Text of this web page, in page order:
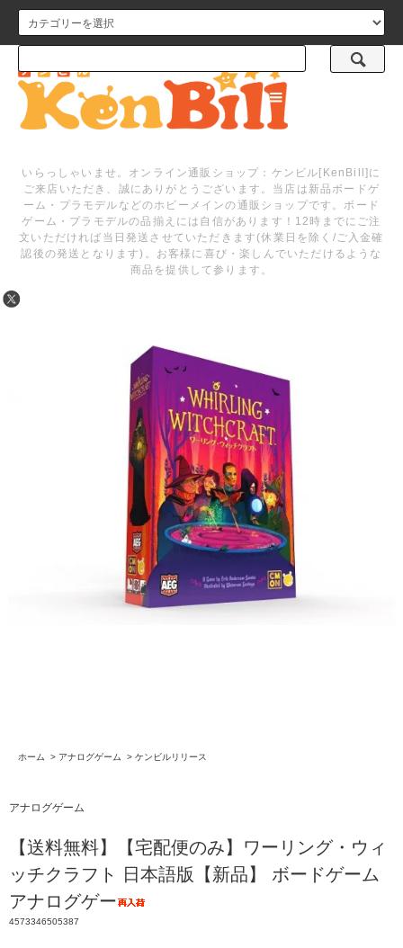
メニュー
いらっしゃいませ。オンライン通販ショップ：ケンビル[KenBill]に
ご来店いただき、誠にありがとうございます。当店は新品ボードゲ
ーム・プラモデルなどのホビーメインの通販ショップです。ボード
ゲーム・プラモデルの品揃えには自信があります！12時までにご注
文いただければ当日発送させていただきます(休業日を除く/ご入金確
認後の発送となります)。お客様に喜び・楽しんでいただけるような
商品を提供して参ります。
ホーム > アナログゲーム > ケンビルリリース
アナログゲーム
【送料無料】【宅配便のみ】ワーリング・ウィ
ッチクラフト 日本語版【新品】 ボードゲーム
アナログゲー
4573346505387